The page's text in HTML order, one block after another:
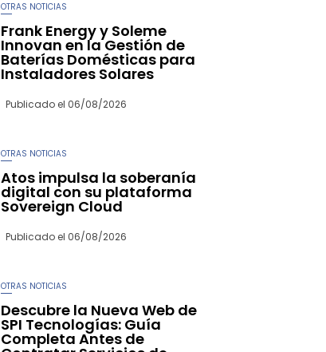
OTRAS NOTICIAS
Frank Energy y Soleme
Innovan en la Gestión de
Baterías Domésticas para
Instaladores Solares
Publicado el 06/08/2026
OTRAS NOTICIAS
Atos impulsa la soberanía
digital con su plataforma
Sovereign Cloud
Publicado el 06/08/2026
OTRAS NOTICIAS
Descubre la Nueva Web de
SPI Tecnologías: Guía
Completa Antes de